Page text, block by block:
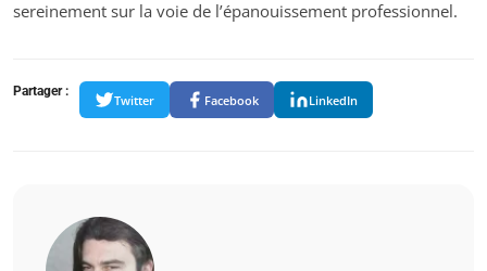
sereinement sur la voie de l’épanouissement professionnel.
Partager :
Twitter Facebook LinkedIn